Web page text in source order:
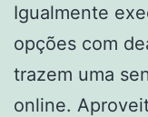
Igualmente
opções com
trazem uma
online.